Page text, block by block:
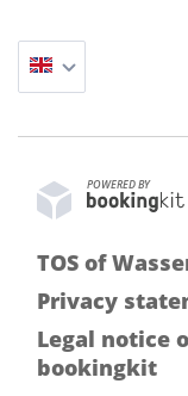
POWERED BY
TOS of
Privacy
Legal notice
bookingkit